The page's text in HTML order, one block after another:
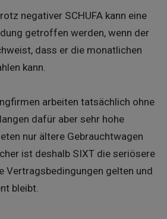
negativer SCHUFA kann eine
getroffen werden, wenn der
dass er die monatlichen
kann.
arbeiten tatsächlich ohne
dafür aber sehr hohe
nur ältere Gebrauchtwagen
ist deshalb SIXT die seriösere
Vertragsbedingungen gelten und
bleibt.